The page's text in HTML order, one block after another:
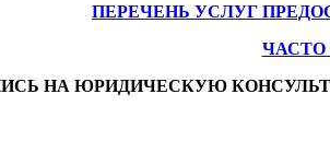
ПЕРЕЧЕНЬ УСЛУГ
НА ЮРИДИЧЕСКУЮ